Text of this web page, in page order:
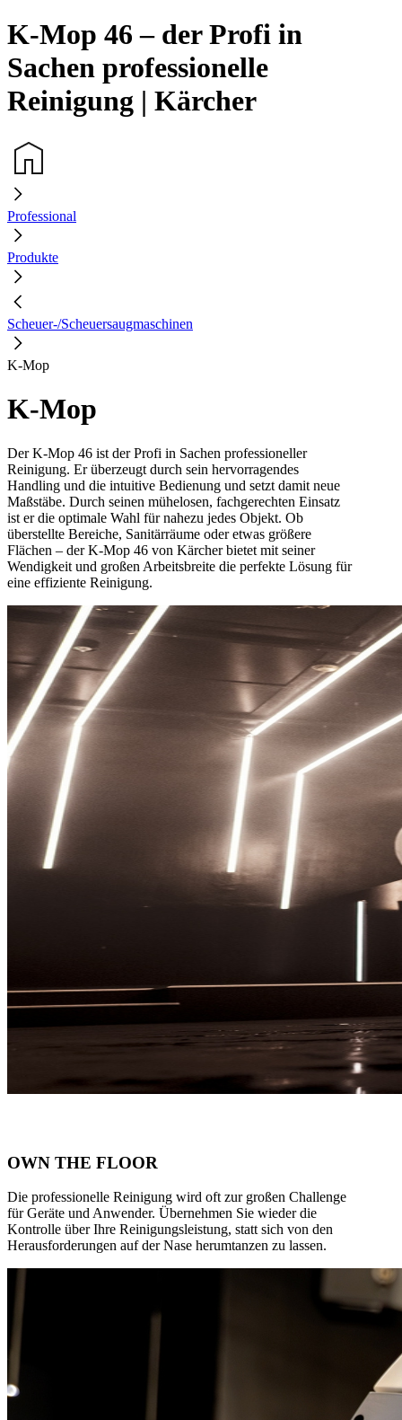
K-Mop 46 – der Profi in
Sachen professionelle
Reinigung | Kärcher
Professional
Produkte
Scheuer-/Scheuersaugmaschinen
K-Mop
K-Mop
Der K-Mop 46 ist der Profi in Sachen professioneller
Reinigung. Er überzeugt durch sein hervorragendes
Handling und die intuitive Bedienung und setzt damit neue
Maßstäbe. Durch seinen mühelosen, fachgerechten Einsatz
ist er die optimale Wahl für nahezu jedes Objekt. Ob
überstellte Bereiche, Sanitärräume oder etwas größere
Flächen – der K-Mop 46 von Kärcher bietet mit seiner
Wendigkeit und großen Arbeitsbreite die perfekte Lösung für
eine effiziente Reinigung.
OWN THE FLOOR
Die professionelle Reinigung wird oft zur großen Challenge
für Geräte und Anwender. Übernehmen Sie wieder die
Kontrolle über Ihre Reinigungsleistung, statt sich von den
Herausforderungen auf der Nase herumtanzen zu lassen.